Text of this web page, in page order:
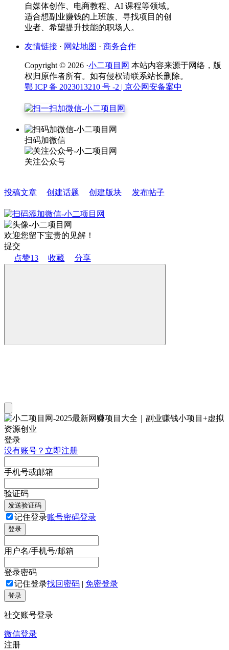
自媒体创作、电商教程、AI 课程等领域。
适合想副业赚钱的上班族、寻找项目的创
业者、希望提升技能的职场人。
友情链接 · 网站地图 · 商务合作
Copyright © 2026 ·小二项目网 本站内容来源于网络，版
权归原作者所有。如有侵权请联系站长删除。
鄂 ICP 备 2023013210 号 -2 | 京公网安备案中
扫码加微信
关注公众号
投稿文章 创建话题 创建版块 发布帖子
欢迎您留下宝贵的见解！
提交
点赞13 收藏 分享
登录
没有账号？立即注册
手机号或邮箱
验证码
发送验证码
记住登录账号密码登录
登录
用户名/手机号/邮箱
登录密码
记住登录找回密码 | 免密登录
登录
社交账号登录
微信登录
注册